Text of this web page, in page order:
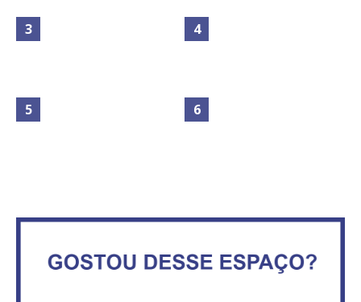
No Brasil do golpe, 61,5 mi de